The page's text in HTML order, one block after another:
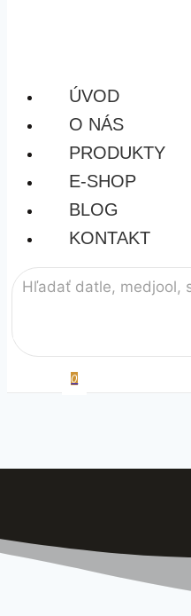
ÚVOD
O NÁS
PRODUKTY
E-SHOP
BLOG
KONTAKT
0